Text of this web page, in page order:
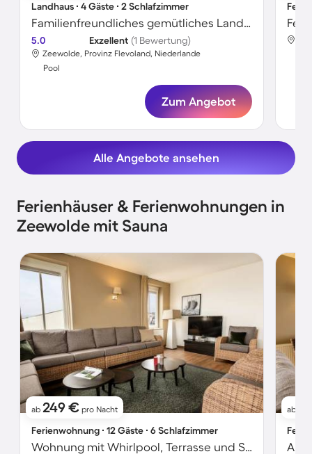
Landhaus ∙ 4 Gäste ∙ 2 Schlafzimmer
Familienfreundliches gemütliches Landhaus mit Garten, Grill und beheiztem Pool | Haustiere erlaubt
5.0 Exzellent (1 Bewertung)
Zeewolde, Provinz Flevoland, Niederlande
Pool
Zum Angebot
Alle Angebote ansehen
Ferienhäuser & Ferienwohnungen in
Zeewolde mit Sauna
ab 249 € pro Nacht
Ferienwohnung ∙ 12 Gäste ∙ 6 Schlafzimmer
Wohnung mit Whirlpool, Terrasse und Sauna
ab